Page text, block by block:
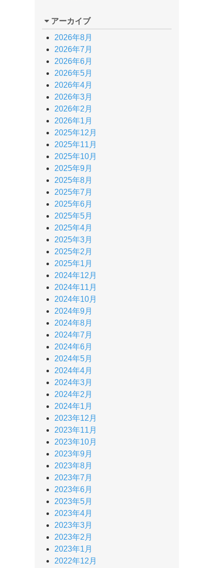
アーカイブ
2026年8月
2026年7月
2026年6月
2026年5月
2026年4月
2026年3月
2026年2月
2026年1月
2025年12月
2025年11月
2025年10月
2025年9月
2025年8月
2025年7月
2025年6月
2025年5月
2025年4月
2025年3月
2025年2月
2025年1月
2024年12月
2024年11月
2024年10月
2024年9月
2024年8月
2024年7月
2024年6月
2024年5月
2024年4月
2024年3月
2024年2月
2024年1月
2023年12月
2023年11月
2023年10月
2023年9月
2023年8月
2023年7月
2023年6月
2023年5月
2023年4月
2023年3月
2023年2月
2023年1月
2022年12月